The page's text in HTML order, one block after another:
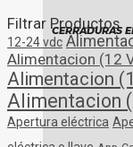
CERRADURAS
Filtrar Productos
12-24 vdc
Alimentacion (12
Alimentacion
Alimentacion
Apertura eléctrica